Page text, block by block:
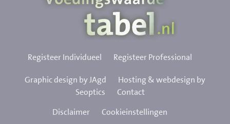
Registeer Individueel Registeer Professional
Graphic design by JAgd
Hosting & webdesign by
Seoptics
Contact
Disclaimer
Cookieinstellingen